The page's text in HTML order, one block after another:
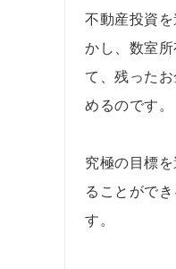
不動産投資
かし、数室
て、残った
めるのです。
究極の目標
ることがで
す。